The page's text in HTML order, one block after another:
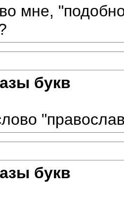
мне,
букв
букв